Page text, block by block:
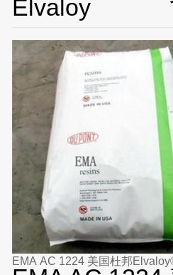
Elvaloy
EMA AC 1224 美国杜邦